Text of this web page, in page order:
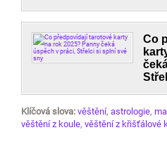
Co
Klíčová slova: věštění, astrologie,
věštění z koule, věštění z křišťálové